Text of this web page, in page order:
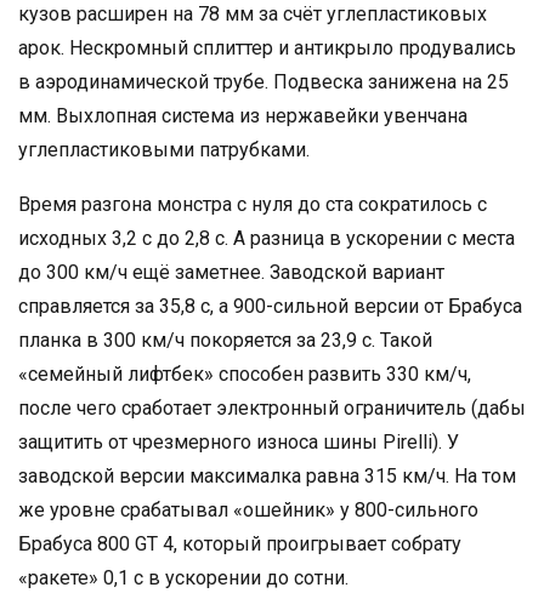
кузов расширен на 78 мм за счёт углепластиковых
арок. Нескромный сплиттер и антикрыло продувались
в аэродинамической трубе. Подвеска занижена на 25
мм. Выхлопная система из нержавейки увенчана
углепластиковыми патрубками.
Время разгона монстра с нуля до ста сократилось с
исходных 3,2 с до 2,8 с. А разница в ускорении с места
до 300 км/ч ещё заметнее. Заводской вариант
справляется за 35,8 с, а 900-сильной версии от Брабуса
планка в 300 км/ч покоряется за 23,9 с. Такой
«семейный лифтбек» способен развить 330 км/ч,
после чего сработает электронный ограничитель (дабы
защитить от чрезмерного износа шины Pirelli). У
заводской версии максималка равна 315 км/ч. На том
же уровне срабатывал «ошейник» у 800-сильного
Брабуса 800 GT 4, который проигрывает собрату
«ракете» 0,1 с в ускорении до сотни.